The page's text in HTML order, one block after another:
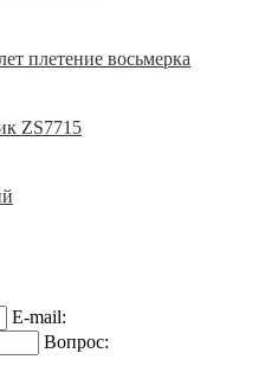
плетение восьмерка
ZS7715
E-mail:
Вопрос: